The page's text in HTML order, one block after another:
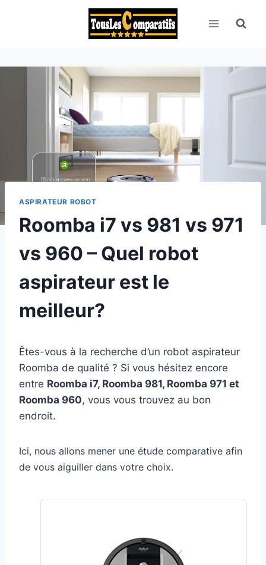
ASPIRATEUR ROBOT
Roomba i7 vs 981 vs 971
vs 960 – Quel robot
aspirateur est le
meilleur?
Êtes-vous à la recherche d’un robot aspirateur
Roomba de qualité ? Si vous hésitez encore
entre Roomba i7, Roomba 981, Roomba 971 et
Roomba 960, vous vous trouvez au bon
endroit.
Ici, nous allons mener une étude comparative afin
de vous aiguiller dans votre choix.